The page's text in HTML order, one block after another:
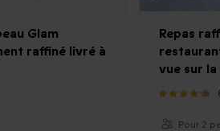
Glam
raffiné livré à
Repas
vue sur
Pour 2